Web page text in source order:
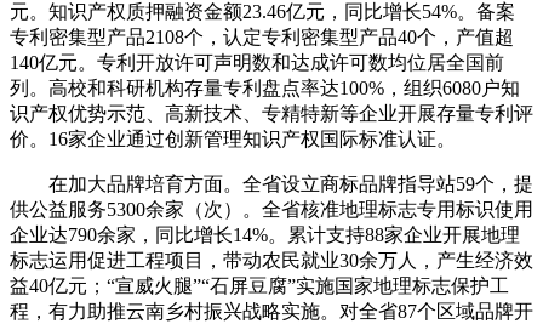
元。知识产权质押融资金额23.46亿元，同比增长54%。备案
专利密集型产品2108个，认定专利密集型产品40个，产值超
140亿元。专利开放许可声明数和达成许可数均位居全国前
列。高校和科研机构存量专利盘点率达100%，组织6080户知
识产权优势示范、高新技术、专精特新等企业开展存量专利评
价。16家企业通过创新管理知识产权国际标准认证。
在加大品牌培育方面。全省设立商标品牌指导站59个，提
供公益服务5300余家（次）。全省核准地理标志专用标识使用
企业达790余家，同比增长14%。累计支持88家企业开展地理
标志运用促进工程项目，带动农民就业30余万人，产生经济效
益40亿元；“宣威火腿”“石屏豆腐”实施国家地理标志保护工
程，有力助推云南乡村振兴战略实施。对全省87个区域品牌开